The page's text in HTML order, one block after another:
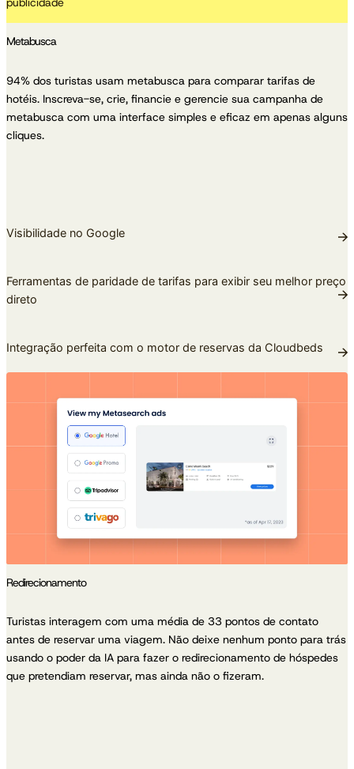
Metabusca
94% dos turistas usam metabusca para comparar tarifas de
hotéis. Inscreva-se, crie, financie e gerencie sua campanha de
metabusca com uma interface simples e eficaz em apenas alguns
cliques.
Visibilidade no Google
Ferramentas de paridade de tarifas para exibir seu melhor preço
direto
Integração perfeita com o motor de reservas da Cloudbeds
Redirecionamento
Turistas interagem com uma média de 33 pontos de contato
antes de reservar uma viagem. Não deixe nenhum ponto para trás
usando o poder da IA para fazer o redirecionamento de hóspedes
que pretendiam reservar, mas ainda não o fizeram.